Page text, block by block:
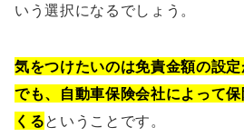
いう選択になるでしょう。
気をつけたいのは免責金額の設
でも、自動車保険会社によって
くるということです。